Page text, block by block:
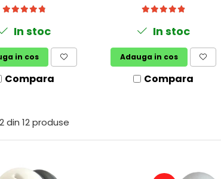
In stoc
in cos
Compara
In stoc
Adauga in cos
Compara
din 12 produse